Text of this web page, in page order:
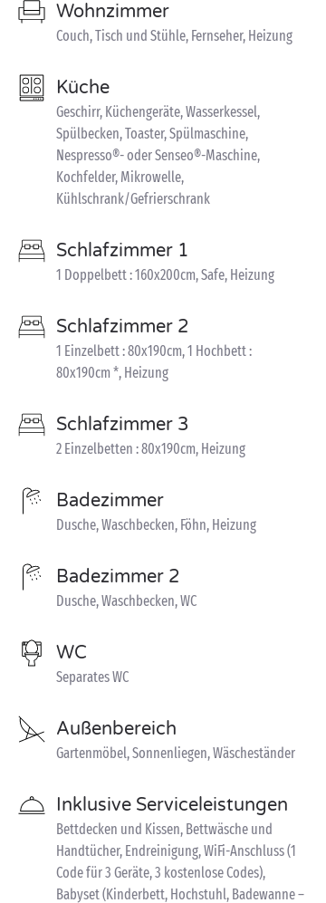
Wohnzimmer
Couch, Tisch und Stühle, Fernseher, Heizung
Küche
Geschirr, Küchengeräte, Wasserkessel,
Spülbecken, Toaster, Spülmaschine,
Nespresso®- oder Senseo®-Maschine,
Kochfelder, Mikrowelle,
Kühlschrank/Gefrierschrank
Schlafzimmer 1
1 Doppelbett : 160x200cm, Safe, Heizung
Schlafzimmer 2
1 Einzelbett : 80x190cm, 1 Hochbett :
80x190cm *, Heizung
Schlafzimmer 3
2 Einzelbetten : 80x190cm, Heizung
Badezimmer
Dusche, Waschbecken, Föhn, Heizung
Badezimmer 2
Dusche, Waschbecken, WC
WC
Separates WC
Außenbereich
Gartenmöbel, Sonnenliegen, Wäscheständer
Inklusive Serviceleistungen
Bettdecken und Kissen, Bettwäsche und
Handtücher, Endreinigung, WiFi-Anschluss (1
Code für 3 Geräte, 3 kostenlose Codes),
Babyset (Kinderbett, Hochstuhl, Badewanne –